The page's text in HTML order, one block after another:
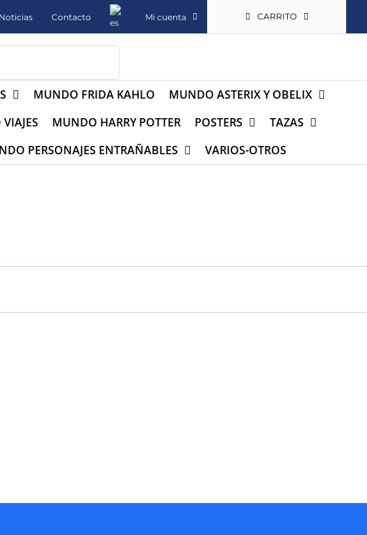
Noticias Contacto Mi cuenta CARRITO
MUNDO FRIDA KAHLO
MUNDO ASTERIX Y OBELIX
MUNDO HARRY POTTER POSTERS
TAZAS
PERSONAJES ENTRAÑABLES VARIOS-OTROS